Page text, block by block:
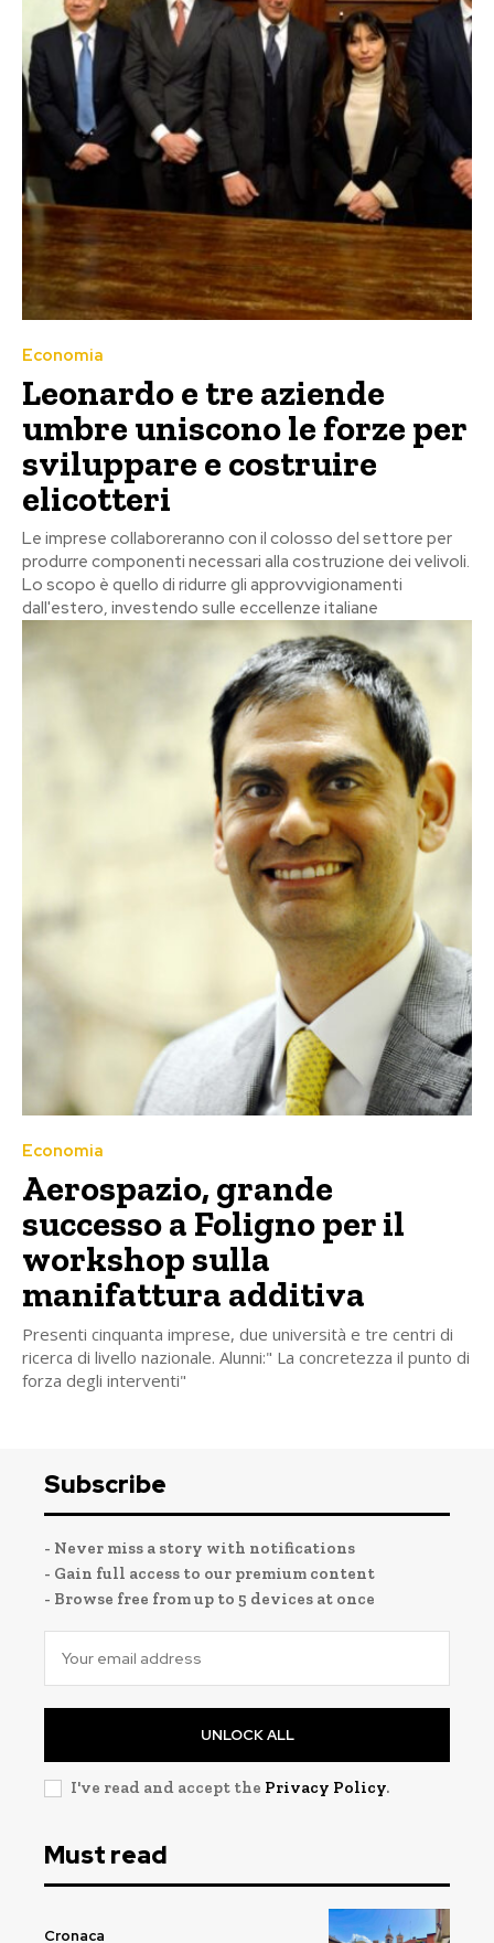
Economia
Leonardo e tre aziende
umbre uniscono le forze per
sviluppare e costruire
elicotteri
Le imprese collaboreranno con il colosso del settore per
produrre componenti necessari alla costruzione dei velivoli.
Lo scopo è quello di ridurre gli approvvigionamenti
dall'estero, investendo sulle eccellenze italiane
Economia
Aerospazio, grande
successo a Foligno per il
workshop sulla
manifattura additiva
Presenti cinquanta imprese, due università e tre centri di
ricerca di livello nazionale. Alunni:" La concretezza il punto di
forza degli interventi"
Subscribe
- Never miss a story with notifications
- Gain full access to our premium content
- Browse free from up to 5 devices at once
UNLOCK ALL
I've read and accept the Privacy Policy.
Must read
Cronaca